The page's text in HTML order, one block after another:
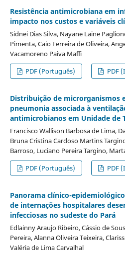
Resistência antimicrobiana em
impacto nos custos e variáveis
Sidnei Dias Silva, Nayane Laine
Pimenta, Caio Ferreira de Oliveira,
Vacamoreno Paiva Maffi
PDF (Português)
PDF
Distribuição de microrganismos
pneumonia associada à
antimicrobianos em Unidade de
Francisco Wallison Barbosa de Lima,
Bruna Cristina Cardoso Martins
Barroso, Luciano Pereira Targino,
PDF (Português)
PDF
Panorama clínico-
de internações hospitalares
infecciosas no sudeste do Pará
Edlainny Araujo Ribeiro, Cássio de
Pereira, Alanna Oliveira Teixeira,
Valéria de Lima Carvalhal